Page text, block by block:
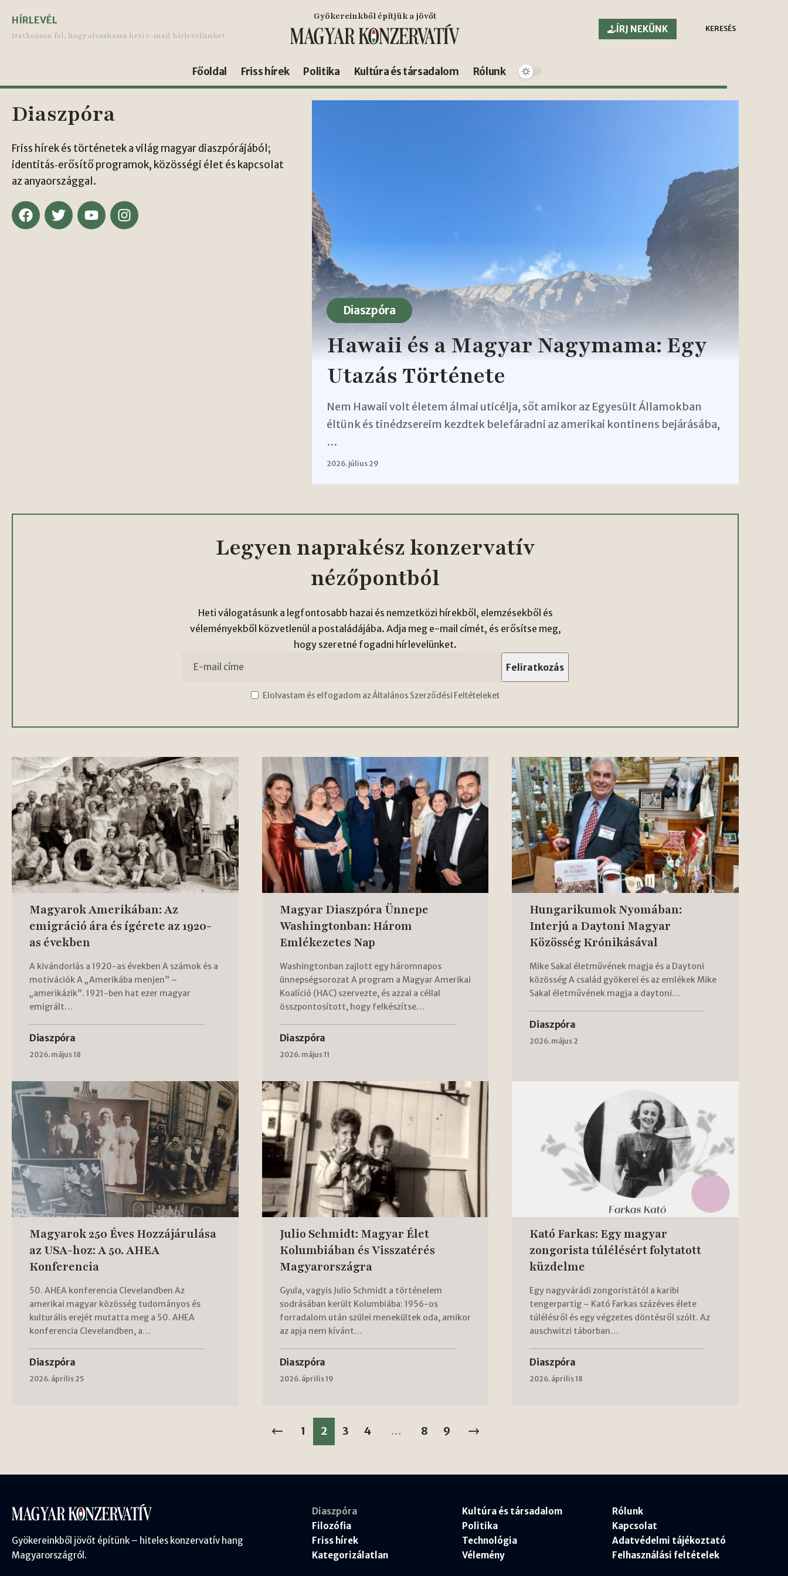
HÍRLEVÉL
Iratkozzon fel, hogy olvashassa heti e-mail hírlevelünket.
Gyökereinkből építjük a jövőt
ÍRJ NEKÜNK
KERESÉS
Főoldal Friss hírek Politika Kultúra és társadalom Rólunk
Diaszpóra
Friss hírek és történetek a világ magyar diaszpórájából;
identitás‑erősítő programok, közösségi élet és kapcsolat
az anyaországgal.
Diaszpóra
Hawaii és a Magyar Nagymama: Egy
Utazás Története
Nem Hawaii volt életem álmai uticélja, sőt amikor az Egyesült Államokban
éltünk és tinédzsereim kezdtek belefáradni az amerikai kontinens bejárásába,
…
2026. július 29
Legyen naprakész konzervatív
nézőpontból
Heti válogatásunk a legfontosabb hazai és nemzetközi hírekből, elemzésekből és
véleményekből közvetlenül a postaládájába. Adja meg e-mail címét, és erősítse meg,
hogy szeretné fogadni hírlevelünket.
Elolvastam és elfogadom az Általános Szerződési Feltételeket
Magyarok Amerikában: Az
emigráció ára és ígérete az 1920-
as években
A kivándorlás a 1920-as években A számok és a
motivációk A „Amerikába menjen” –
„amerikázik”. 1921-ben hat ezer magyar
emigrált…
Diaszpóra
2026. május 18
Magyar Diaszpóra Ünnepe
Washingtonban: Három
Emlékezetes Nap
Washingtonban zajlott egy háromnapos
ünnepségsorozat A program a Magyar Amerikai
Koalíció (HAC) szervezte, és azzal a céllal
összpontosított, hogy felkészítse…
Diaszpóra
2026. május 11
Hungarikumok Nyomában:
Interjú a Daytoni Magyar
Közösség Krónikásával
Mike Sakal életművének magja és a Daytoni
közösség A család gyökerei és az emlékek Mike
Sakal életművének magja a daytoni…
Diaszpóra
2026. május 2
Magyarok 250 Éves Hozzájárulása
az USA-hoz: A 50. AHEA
Konferencia
50. AHEA konferencia Clevelandben Az
amerikai magyar közösség tudományos és
kulturális erejét mutatta meg a 50. AHEA
konferencia Clevelandben, a…
Diaszpóra
2026. április 25
Julio Schmidt: Magyar Élet
Kolumbiában és Visszatérés
Magyarországra
Gyula, vagyis Julio Schmidt a történelem
sodrásában került Kolumbiába: 1956-os
forradalom után szülei menekültek oda, amikor
az apja nem kívánt…
Diaszpóra
2026. április 19
Kató Farkas: Egy magyar
zongorista túlélésért folytatott
küzdelme
Egy nagyvárádi zongoristától a karibi
tengerpartig – Kató Farkas százéves élete
túlélésről és egy végzetes döntésről szólt. Az
auschwitzi táborban…
Diaszpóra
2026. április 18
1 2 3 4 … 8 9
Gyökereinkből jövőt építünk – hiteles konzervatív hang
Magyarországról.
Diaszpóra
Filozófia
Friss hírek
Kategorizálatlan
Kultúra és társadalom
Politika
Technológia
Vélemény
Rólunk
Kapcsolat
Adatvédelmi tájékoztató
Felhasználási feltételek